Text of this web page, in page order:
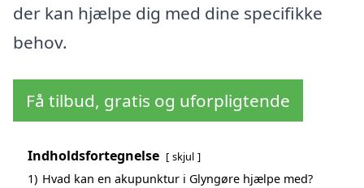
der kan hjælpe dig med dine specifikke
behov.
Få tilbud, gratis og uforpligtende
Indholdsfortegnelse skjul
1) Hvad kan en akupunktur i Glyngøre hjælpe med?